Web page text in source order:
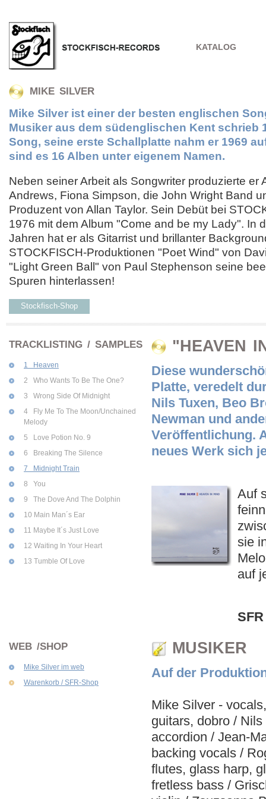
KATALOG
MIKE SILVER
Mike Silver ist einer der besten englischen
Musiker aus dem südenglischen Kent schrieb
Song, seine erste Schallplatte nahm er 1969
sind es 16 Alben unter eigenem Namen.
Neben seiner Arbeit als Songwriter produzierte er
Andrews, Fiona Simpson, die John Wright Band
Produzent von Allan Taylor. Sein Debüt bei
1976 mit dem Album "Come and be my Lady". In
Jahren hat er als Gitarrist und brillanter
STOCKFISCH-Produktionen "Poet Wind" von
"Light Green Ball" von Paul Stephenson seine
Spuren hinterlassen!
Stockfisch-Shop
TRACKLISTING / SAMPLES
1 Heaven
2 Who Wants To Be The One?
3 Wrong Side Of Midnight
4 Fly Me To The Moon/Unchained
Melody
5 Love Potion No. 9
6 Breaking The Silence
7 Midnight Train
8 You
9 The Dove And The Dolphin
10 Main Man´s Ear
11 Maybe It´s Just Love
12 Waiting In Your Heart
13 Tumble Of Love
"HEAVEN
Diese
Platte, veredelt
Nils Tuxen, Beo
Newman und
Veröffentlichung.
neues Werk sich
Auf
sie
auf
WEB /SHOP
Mike Silver im web
Warenkorb / SFR-Shop
MUSIKER
Auf der
Mike Silver -
guitars, dobro /
accordion / Jean-
backing vocals /
flutes, glass harp,
fretless bass /